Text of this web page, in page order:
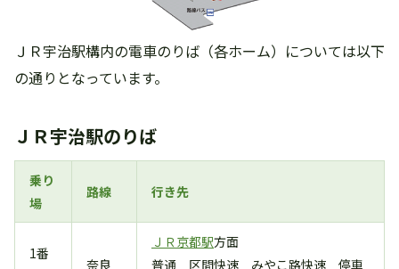
ＪＲ宇治駅構内の電車のりば（各ホーム）については以下
の通りとなっています。
ＪＲ宇治駅のりば
乗り
場
路線 行き先
1番
奈良
ＪＲ京都駅方面
普通 区間快速 みやこ路快速 停車